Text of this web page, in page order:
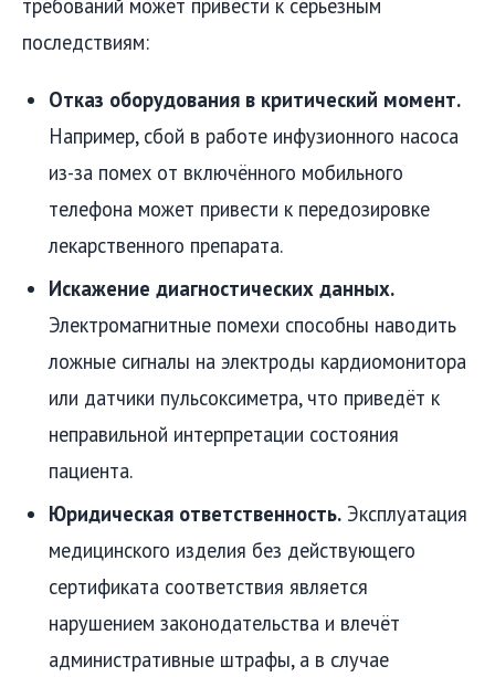
требований может привести к серьёзным
последствиям:
Отказ оборудования в критический момент.
Например, сбой в работе инфузионного насоса
из-за помех от включённого мобильного
телефона может привести к передозировке
лекарственного препарата.
Искажение диагностических данных.
Электромагнитные помехи способны наводить
ложные сигналы на электроды кардиомонитора
или датчики пульсоксиметра, что приведёт к
неправильной интерпретации состояния
пациента.
Юридическая ответственность. Эксплуатация
медицинского изделия без действующего
сертификата соответствия является
нарушением законодательства и влечёт
административные штрафы, а в случае